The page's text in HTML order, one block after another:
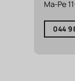
Ma-Pe
044